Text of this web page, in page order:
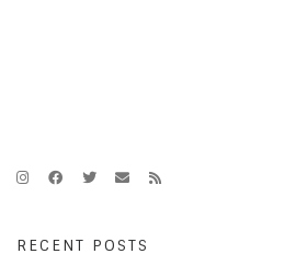
RECENT POSTS